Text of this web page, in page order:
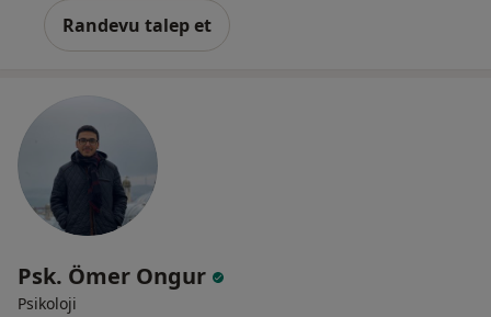
Randevu talep et
Psk. Ömer Ongur
Psikoloji